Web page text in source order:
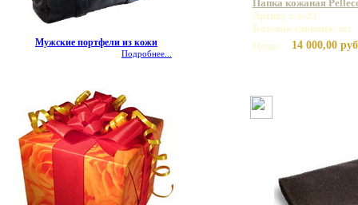
Мужские портфели из кожи
Подробнее...
Папка кожаная
Артикул: ss23
Базовая единица: шт
Цена:
14 000,00